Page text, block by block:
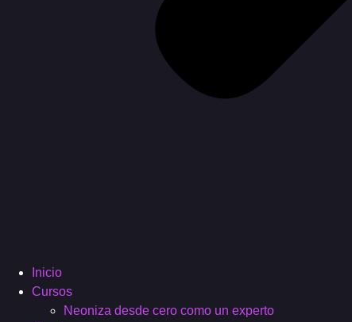
Inicio
Cursos
Neoniza desde cero como un experto